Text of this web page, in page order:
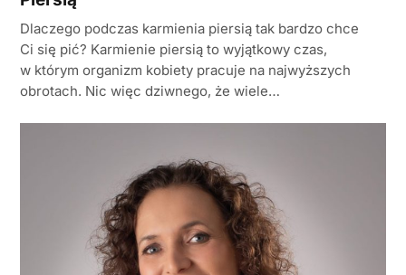
Dlaczego podczas karmienia piersią tak bardzo chce
Ci się pić? Karmienie piersią to wyjątkowy czas,
w którym organizm kobiety pracuje na najwyższych
obrotach. Nic więc dziwnego, że wiele…